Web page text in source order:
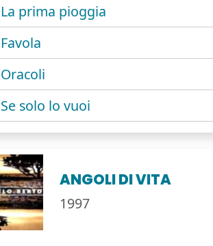
La prima pioggia
Favola
Oracoli
Se solo lo vuoi
ANGOLI DI VITA
1997